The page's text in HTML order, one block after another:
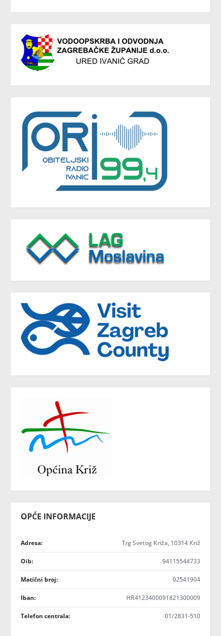
OPĆE INFORMACIJE
Adresa: Trg Svetog Križa, 10314 Križ
Oib: 94115544733
Matični broj: 02541904
Iban: HR4123400091821300009
Telefon centrala: 01/2831-510